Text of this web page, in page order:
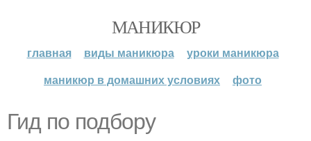
МАНИКЮР
главная виды маникюра
уроки маникюра
маникюр в домашних условиях
фото
Гид по подбору